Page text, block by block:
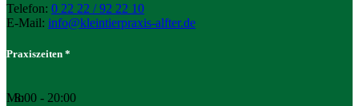
Telefon: 0 22 22 / 92 22 10
E-Mail: info@kleintierpraxis-alfter.de
Praxiszeiten *
Mo8:00 - 20:00